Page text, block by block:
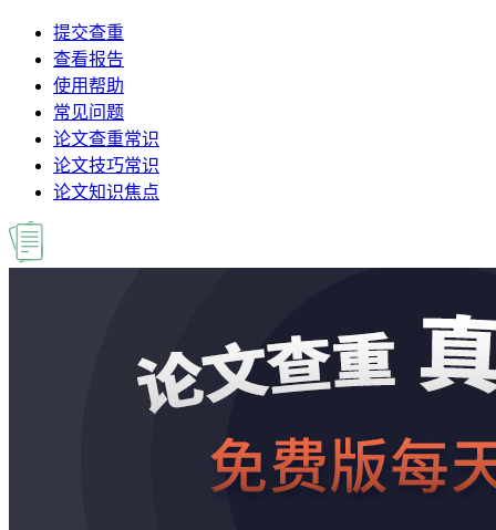
提交查重
查看报告
使用帮助
常见问题
论文查重常识
论文技巧常识
论文知识焦点